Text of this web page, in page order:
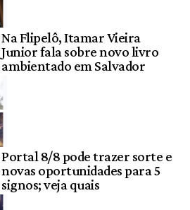
Na Flipelô, Itamar Vieira
Junior fala sobre novo livro
ambientado em Salvador
Portal 8/8 pode trazer sorte e
novas oportunidades para 5
signos; veja quais